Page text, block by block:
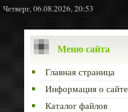
Четверг, 06.08.2026, 20:53
Меню сайта
Главная страница
Информация о сайте
Каталог файлов